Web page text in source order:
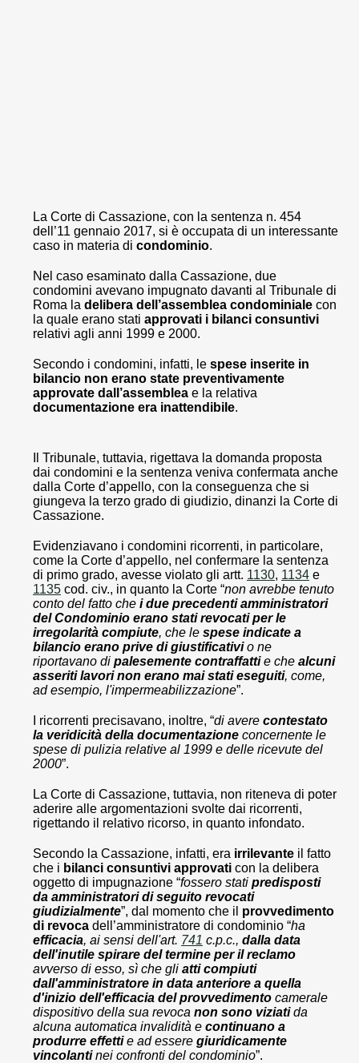
La Corte di Cassazione, con la sentenza n. 454
dell’11 gennaio 2017, si è occupata di un interessante
caso in materia di condominio.
Nel caso esaminato dalla Cassazione, due
condomini avevano impugnato davanti al Tribunale di
Roma la delibera dell’assemblea condominiale con
la quale erano stati approvati i bilanci consuntivi
relativi agli anni 1999 e 2000.
Secondo i condomini, infatti, le spese inserite in
bilancio non erano state preventivamente
approvate dall’assemblea e la relativa
documentazione era inattendibile.
Il Tribunale, tuttavia, rigettava la domanda proposta
dai condomini e la sentenza veniva confermata anche
dalla Corte d’appello, con la conseguenza che si
giungeva la terzo grado di giudizio, dinanzi la Corte di
Cassazione.
Evidenziavano i condomini ricorrenti, in particolare,
come la Corte d’appello, nel confermare la sentenza
di primo grado, avesse violato gli artt. 1130, 1134 e
1135 cod. civ., in quanto la Corte “non avrebbe tenuto
conto del fatto che i due precedenti amministratori
del Condominio erano stati revocati per le
irregolarità compiute, che le spese indicate a
bilancio erano prive di giustificativio ne
riportavano di palesemente contraffattie che alcuni
asseriti lavori non erano mai stati eseguiti, come,
ad esempio, l'impermeabilizzazione”.
I ricorrenti precisavano, inoltre, “di avere contestato
la veridicità della documentazione concernente le
spese di pulizia relative al 1999 e delle ricevute del
2000”.
La Corte di Cassazione, tuttavia, non riteneva di poter
aderire alle argomentazioni svolte dai ricorrenti,
rigettando il relativo ricorso, in quanto infondato.
Secondo la Cassazione, infatti, era irrilevante il fatto
che i bilanci consuntivi approvati con la delibera
oggetto di impugnazione “fossero stati predisposti
da amministratori di seguito revocati
giudizialmente”, dal momento che il provvedimento
di revoca dell’amministratore di condominio “ha
efficacia, ai sensi dell'art. 741 c.p.c., dalla data
dell'inutile spirare del termine per il reclamo
avverso di esso, sì che gli atti compiuti
dall'amministratore in data anteriore a quella
d'inizio dell'efficacia del provvedimento camerale
dispositivo della sua revoca non sono viziatida
alcuna automatica invalidità e continuano a
produrre effettie ad essere giuridicamente
vincolantinei confronti del condominio”.